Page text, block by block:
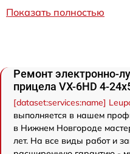
Показать полностью
Ремонт электронно-
прицела VX-6HD 4-
[dataset:services:name]
выполняется в нашем
в Нижнем Новгороде
лет. На все виды работ и